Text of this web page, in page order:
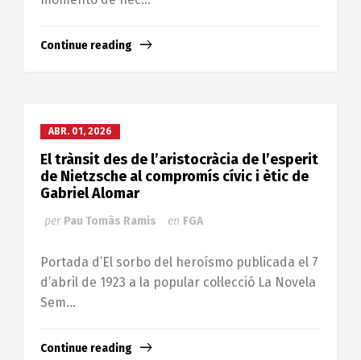
Continue reading
ABR. 01, 2026
El trànsit des de l’aristocràcia de l’esperit
de Nietzsche al compromís cívic i ètic de
Gabriel Alomar
per Pau Tomàs Ramis en FGA
Portada d’El sorbo del heroísmo publicada el 7
d’abril de 1923 a la popular col·lecció La Novela
Sem...
Continue reading